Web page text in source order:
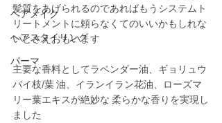
ヘアメイク
ヘアスタイリング
パーマ
髪質をあげられるのであればもうシステムト
リートメントに頼らなくてのいいかもしれな
いとさえおもいます﻿
主要な香料としてラベンダー油、ギョリュウ
バイ枝/葉 油、イランイラン花油、ローズマ
リー葉エキスが絶妙な 柔らかな香りを実現し
ました﻿